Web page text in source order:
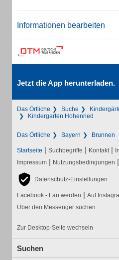
Informationen bearbeiten
Jetzt die App herunterladen.
Das Örtliche Suche
Kindergarten Hohenried
Das Örtliche Bayern Brunnen
Startseite | Suchbegriffe | Kontakt |
Impressum | Nutzungsbedingungen |
Datenschutz-Einstellungen
Facebook - Fan werden | Auf
Über den Messenger suchen
Zur Desktop-Seite wechseln
Suchen